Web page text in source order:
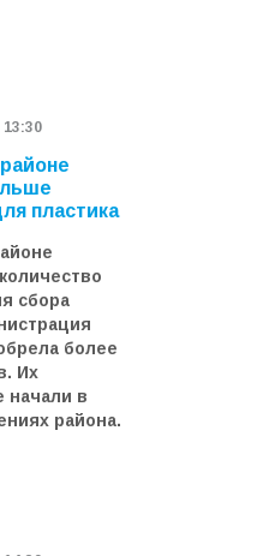
пластика
сбора
более
Их
начали в
района.